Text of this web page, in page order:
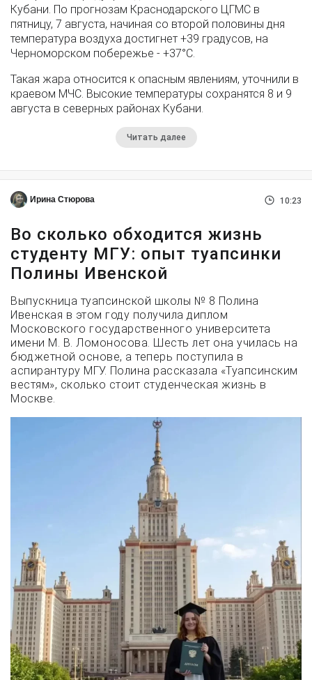
Кубани. По прогнозам Краснодарского ЦГМС в
пятницу, 7 августа, начиная со второй половины дня
температура воздуха достигнет +39 градусов, на
Черноморском побережье - +37°­С.
Такая жара относится к опасным явлениям, уточнили в
краевом МЧС. Высокие температуры сохранятся 8 и 9
августа в северных районах Кубани.
Читать далее
Ирина Стюрова 10:23
Во сколько обходится жизнь
студенту МГУ: опыт туапсинки
Полины Ивенской
Выпускница туапсинской школы № 8 Полина
Ивенская в этом году получила диплом
Московского государственного университета
имени М. В. Ломоносова. Шесть лет она училась на
бюджетной основе, а теперь поступила в
аспирантуру МГУ. Полина рассказала «Туапсинским
вестям», сколько стоит студенческая жизнь в
Москве.